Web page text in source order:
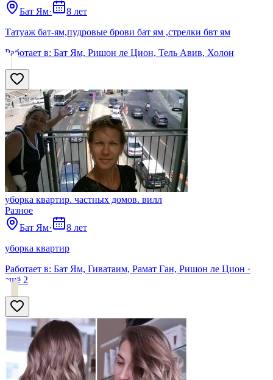
Бат Ям·
8 лет
Татуаж бат-ям,пудровые брови бат ям ,стрелки бвт ям
Работает в: Бат Ям, Ришон ле Цион, Тель Авив, Холон
уборка квартир. частных домов. вилл
Разное
Бат Ям·
8 лет
уборка квартир
Работает в: Бат Ям, Гиватаим, Рамат Ган, Ришон ле Цион ·
ещё 2